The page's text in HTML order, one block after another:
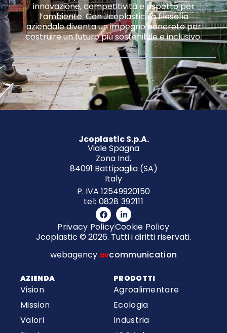
innovazione, competitività e rispetto per
l’ambiente. Con Jcoplastic, la filosofia
aziendale diventa un impegno concreto per
costruire un futuro più sostenibile e inclusivo.
Jcoplastic S.p.A.
Viale Spagna
Zona Ind.
84091 Battipaglia (SA)
Italy
P. IVA 12549920150
tel: 0828 392111
Privacy PolicyCookie Policy
Jcoplastic © 2026. Tutti i diritti riservati.
webagency avcommunication
AZIENDA
Vision
Mission
Valori
PRODOTTI
Agroalimentare
Ecologia
Industria